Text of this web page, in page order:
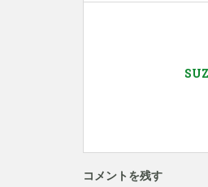
コメントを残す